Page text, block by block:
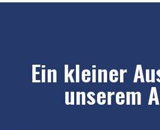
Ein kleiner
unserem